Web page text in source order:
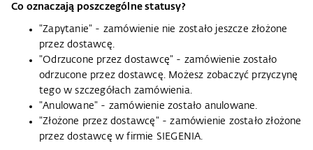
Co oznaczają poszczególne statusy?
"Zapytanie" - zamówienie nie zostało jeszcze złożone
przez dostawcę.
"Odrzucone przez dostawcę" - zamówienie zostało
odrzucone przez dostawcę. Możesz zobaczyć przyczynę
tego w szczegółach zamówienia.
"Anulowane" - zamówienie zostało anulowane.
"Złożone przez dostawcę" - zamówienie zostało złożone
przez dostawcę w firmie SIEGENIA.